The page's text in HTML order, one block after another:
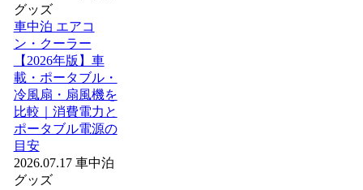
グッズ
車中泊 エアコ
ン・クーラー
【2026年版】車
載・ポータブル・
冷風扇・扇風機を
比較｜消費電力と
ポータブル電源の
目安
2026.07.17 車中泊
グッズ